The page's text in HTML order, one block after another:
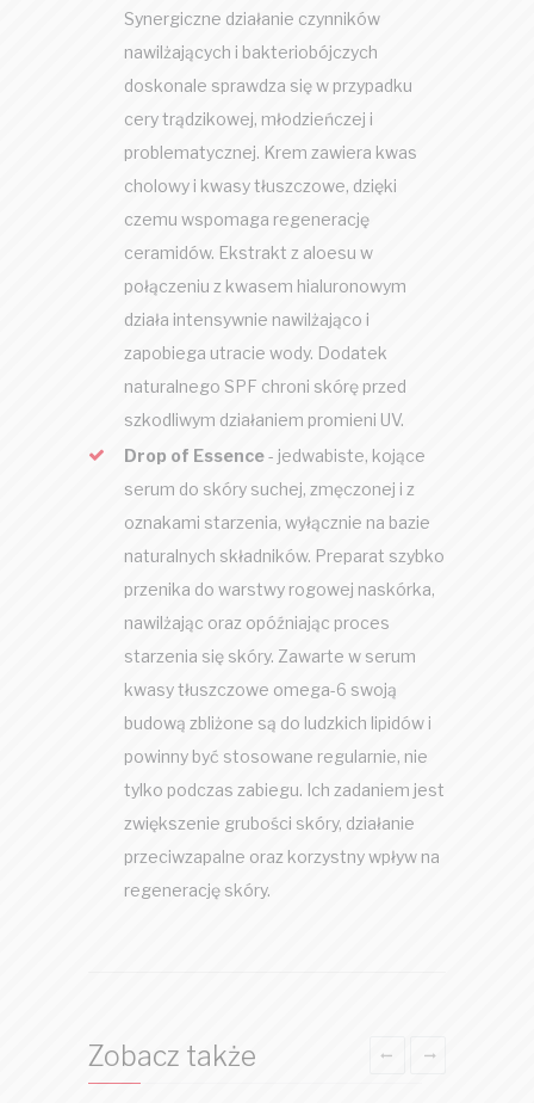
Synergiczne działanie czynników
nawilżających i bakteriobójczych
doskonale sprawdza się w przypadku
cery trądzikowej, młodzieńczej i
problematycznej. Krem zawiera kwas
cholowy i kwasy tłuszczowe, dzięki
czemu wspomaga regenerację
ceramidów. Ekstrakt z aloesu w
połączeniu z kwasem hialuronowym
działa intensywnie nawilżająco i
zapobiega utracie wody. Dodatek
naturalnego SPF chroni skórę przed
szkodliwym działaniem promieni UV.
Drop of Essence- jedwabiste, kojące
serum do skóry suchej, zmęczonej i z
oznakami starzenia, wyłącznie na bazie
naturalnych składników. Preparat szybko
przenika do warstwy rogowej naskórka,
nawilżając oraz opóźniając proces
starzenia się skóry. Zawarte w serum
kwasy tłuszczowe omega-6 swoją
budową zbliżone są do ludzkich lipidów i
powinny być stosowane regularnie, nie
tylko podczas zabiegu. Ich zadaniem jest
zwiększenie grubości skóry, działanie
przeciwzapalne oraz korzystny wpływ na
regenerację skóry.
Zobacz także